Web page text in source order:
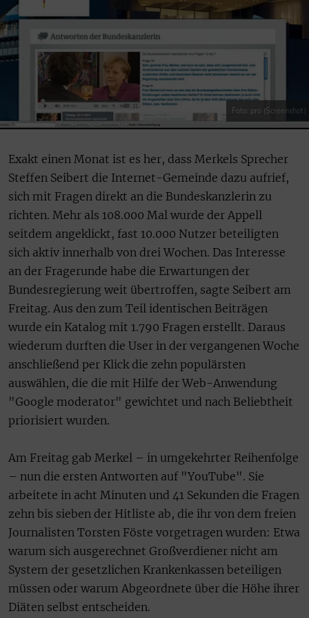
Foto: pro (Screenshot)
Exakt einen Monat ist es her, dass Merkels Sprecher
Steffen Seibert die Internet-Gemeinde dazu aufrief,
sich mit Fragen direkt an die Bundeskanzlerin zu
richten. Mehr als 108.000 Mal wurde der Appell
seitdem angeklickt, fast 10.000 Nutzer beteiligten
sich aktiv innerhalb von drei Wochen. Das Interesse
an der Fragerunde habe die Erwartungen der
Bundesregierung weit übertroffen, sagte Seibert am
Freitag. Aus den zum Teil identischen Beiträgen
wurde ein Katalog mit 1.790 Fragen erstellt. Daraus
wiederum durften die User in der vergangenen Woche
anschließend per Klick die zehn populärsten
auswählen, die die mit Hilfe der Web-Anwendung
"Google moderator" gewichtet und nach Beliebtheit
priorisiert wurden.
Am Freitag gab Merkel – in umgekehrter Reihenfolge
– nun die ersten Antworten auf "YouTube". Sie
arbeitete in acht Minuten und 41 Sekunden die Fragen
zehn bis sieben der Hitliste ab, die ihr von dem freien
Journalisten Torsten Föste vorgetragen wurden: Etwa
warum sich ausgerechnet Großverdiener nicht am
System der gesetzlichen Krankenkassen beteiligen
müssen oder warum Abgeordnete über die Höhe ihrer
Diäten selbst entscheiden.